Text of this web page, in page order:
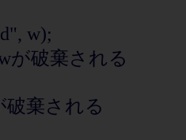
w);
破棄される
棄される